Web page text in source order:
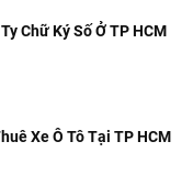
Chữ Ký Số Ở TP HCM
Xe Ô Tô Tại TP HCM